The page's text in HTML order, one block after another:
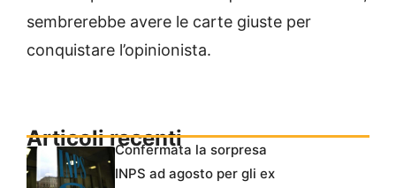
sembrerebbe avere le carte giuste per
conquistare l’opinionista.
Articoli recentiConfermata la sorpresa
INPS ad agosto per gli ex